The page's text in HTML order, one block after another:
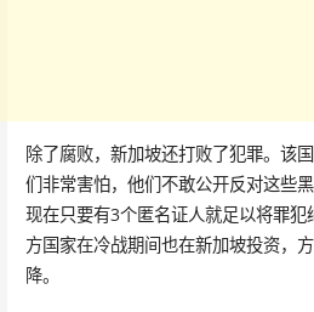
除了腐败，新加坡还打败了犯罪。该
们非常害怕，他们不敢公开反对这些
现在只要有3个匿名证人就足以将罪
方国家在冷战期间也在新加坡投资，
降。